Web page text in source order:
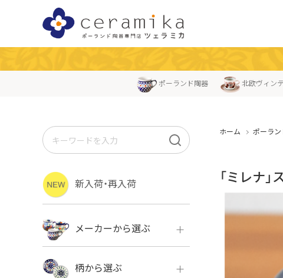
ポーランド陶器 北欧ヴィン
ホーム ポーラ
「ミレナ」
新入荷・再入荷
メーカーから選ぶ
ボレス
柄から選ぶ